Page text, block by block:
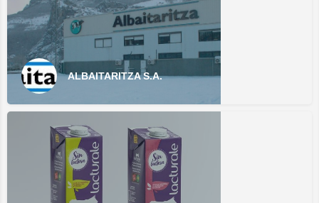
ALBAITARITZA S.A.